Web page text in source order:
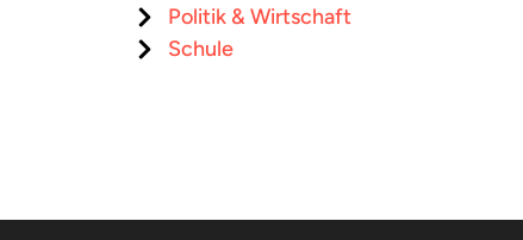
Politik & Wirtschaft
Schule